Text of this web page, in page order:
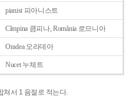
pianist 피아니스트
Cîmpina 큼피나, România 로므니아
Oradea 오라데아
Nucet 누체트
쳐서 1 음절로 적는다.